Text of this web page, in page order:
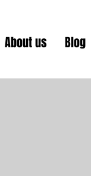
About us Blog